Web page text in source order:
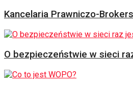
Kancelaria Prawniczo-
O bezpieczeństwie w sieci